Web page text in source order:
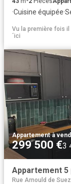
·Cuisine équipée·
Vu la première fois
´ici
Appartement·à
299 500 €3
Appartement 5
Rue Arnould de Suez